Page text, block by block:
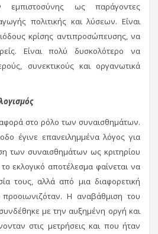
ως παράγοντες
πολιτικής και λύσεων. Είναι
κρίσης αντιπροσώπευσης, να
Είναι πολύ δυσκολότερο να
συνεκτικούς και οργανωτικά
στο ρόλο των συναισθημάτων.
έγινε επανειλημμένα λόγος για
των συναισθημάτων ως κριτηρίου
το εκλογικό αποτέλεσμα φαίνεται να
τους, αλλά από μια διαφορετική
Η αναβάθμιση του
με την αυξημένη οργή και
στις μετρήσεις και που ήταν